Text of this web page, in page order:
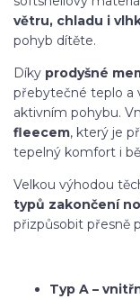
větru, chladu i
pohyb dítěte.
Díky prodyšné
přebytečné teplo a
aktivním pohybu.
fleecem, který je
tepelný komfort i
Velkou výhodou
typů zakončení
přizpůsobit přesně
Typ A –